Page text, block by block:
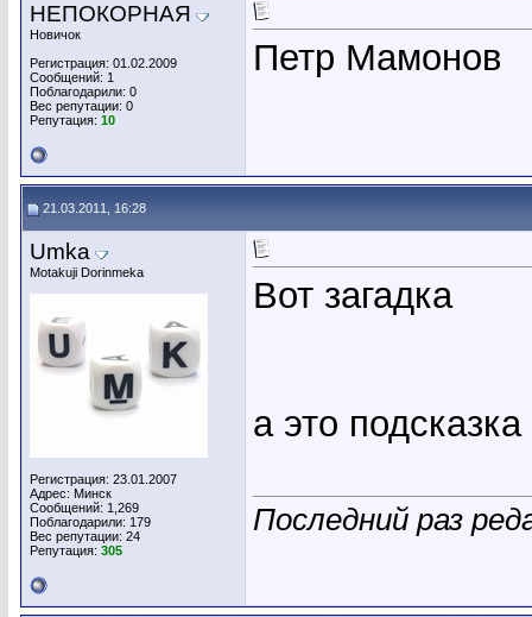
НЕПОКОРНАЯ
Новичок
Регистрация: 01.02.2009
Сообщений: 1
Поблагодарили: 0
Вес репутации: 0
Репутация: 10
Петр Мамонов
21.03.2011, 16:28
Umka
Motakuji Dorinmeka
Регистрация: 23.01.2007
Адрес: Минск
Сообщений: 1,269
Поблагодарили: 179
Вес репутации: 24
Репутация: 305
Вот загадка
а это подсказка
Последний раз